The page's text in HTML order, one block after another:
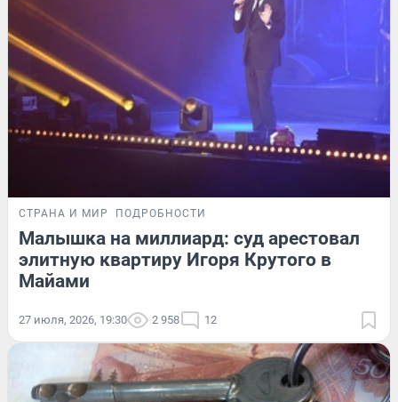
СТРАНА И МИР ПОДРОБНОСТИ
Малышка на миллиард: суд арестовал
элитную квартиру Игоря Крутого в
Майами
27 июля, 2026, 19:30 2 958 12